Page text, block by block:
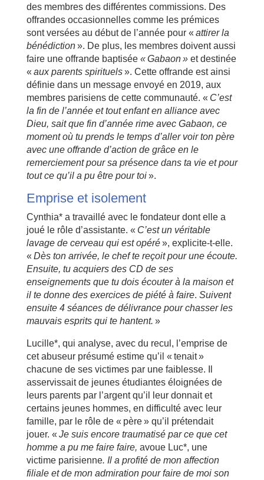
des membres des différentes commissions. Des
offrandes occasionnelles comme les prémices
sont versées au début de l’année pour « attirer la
bénédiction». De plus, les membres doivent aussi
faire une offrande baptisée « Gabaon »et destinée
« aux parents spirituels». Cette offrande est ainsi
définie dans un message envoyé en 2019, aux
membres parisiens de cette communauté. « C’est
la fin de l’année et tout enfant en alliance avec
Dieu, sait que fin d’année rime avec Gabaon, ce
moment où tu prends le temps d’aller voir ton père
avec une offrande d’action de grâce en le
remerciement pour sa présence dans ta vie et pour
tout ce qu’il a pu être pour toi».
Emprise et isolement
Cynthia* a travaillé avec le fondateur dont elle a
joué le rôle d’assistante. « C’est un véritable
lavage de cerveau qui est opéré», explicite-t-elle.
« Dès ton arrivée, le chef te reçoit pour une écoute.
Ensuite, tu acquiers des CD de ses
enseignements que tu dois écouter à la maison et
il te donne des exercices de piété à faire. Suivent
ensuite 4 séances de délivrance pour chasser les
mauvais esprits qui te hantent. »
Lucille*, qui analyse, avec du recul, l’emprise de
cet abuseur présumé estime qu’il « tenait »
chacune de ses victimes par une faiblesse. Il
asservissait de jeunes étudiantes éloignées de
leurs parents par l’argent qu’il leur donnait et
certains jeunes hommes, en difficulté avec leur
famille, par le rôle de « père » qu’il prétendait
jouer. « Je suis encore traumatisé par ce que cet
homme a pu me faire faire, avoue Luc*, une
victime parisienne. Il a profité de mon affection
filiale et de mon admiration pour faire de moi son